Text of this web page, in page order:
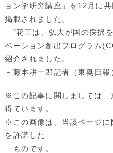
ョン学研究講座」を12月に
掲載されました。
”花王は、弘大が国の採択
ベーション創出プログラム
紹介されました。
－藤本耕一郎記者（東奥日報
※この記事に関しましては、
得ています。
※この画像は、当該ページに
を許諾した
ものです。